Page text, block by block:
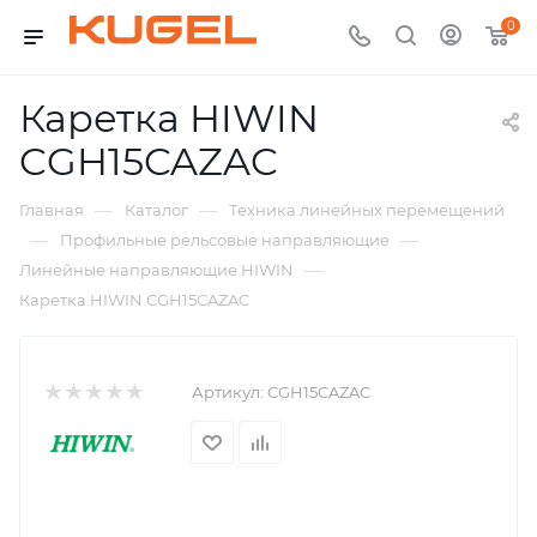
0
Каретка HIWIN
CGH15CAZAC
Главная — Каталог — Техника линейных перемещений
— Профильные рельсовые направляющие —
Линейные направляющие HIWIN —
Каретка HIWIN CGH15CAZAC
Артикул: CGH15CAZAC